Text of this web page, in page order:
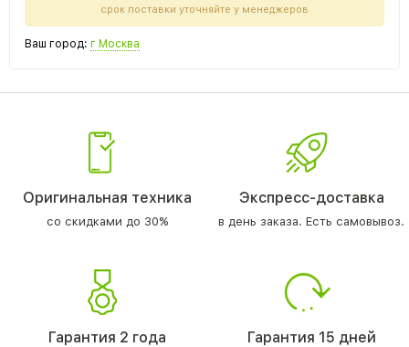
срок поставки уточняйте у менеджеров
Ваш город: г Москва
Оригинальная техника
со скидками до 30%
Экспресс-доставка
в день заказа. Есть самовывоз.
Гарантия 2 года Гарантия 15 дней